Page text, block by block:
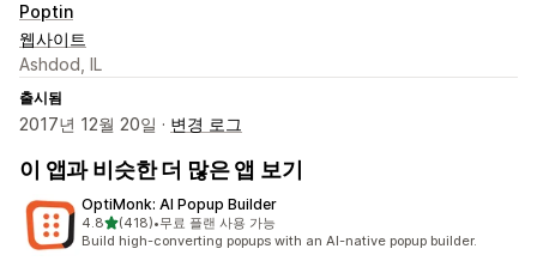
Poptin
웹사이트
Ashdod, IL
출시됨
2017년 12월 20일 · 변경 로그
이 앱과 비슷한 더 많은 앱 보기
OptiMonk: AI Popup Builder
4.8별 5개 중
(418)
총 리뷰 418개
•무료 플랜 사용 가능
Build high-converting popups with an AI-native popup builder.